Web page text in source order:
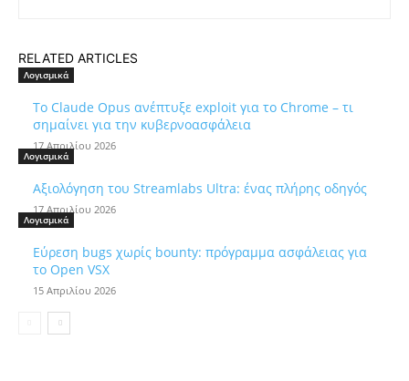
RELATED ARTICLES
Λογισμικά
Το Claude Opus ανέπτυξε exploit για το Chrome – τι
σημαίνει για την κυβερνοασφάλεια
17 Απριλίου 2026
Λογισμικά
Αξιολόγηση του Streamlabs Ultra: ένας πλήρης οδηγός
17 Απριλίου 2026
Λογισμικά
Εύρεση bugs χωρίς bounty: πρόγραμμα ασφάλειας για
το Open VSX
15 Απριλίου 2026